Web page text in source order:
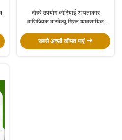
दोहरे उपयोग कोरियाई आयताकार
वाणिज्यिक बारबेक्यू ग्रिल व्यावसायिक
सबसे अच्छी कीमत पाएं